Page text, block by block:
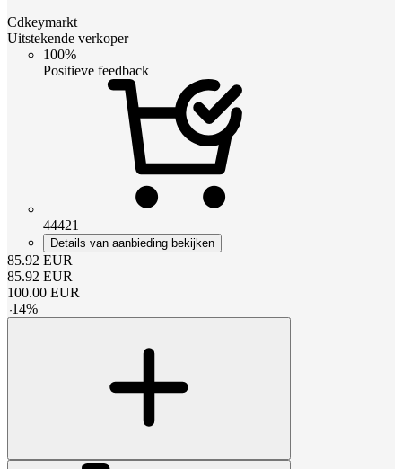
Cdkeymarkt
Uitstekende verkoper
100%
Positieve feedback
44421
Details van aanbieding bekijken
85.92 EUR
85.92 EUR
100.00 EUR
-14%